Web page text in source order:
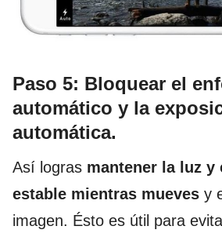
Paso 5: Bloquear el
automático y la
automática.
Así logras mantener la luz y
estable mientras mueves y
imagen. Ésto es útil para